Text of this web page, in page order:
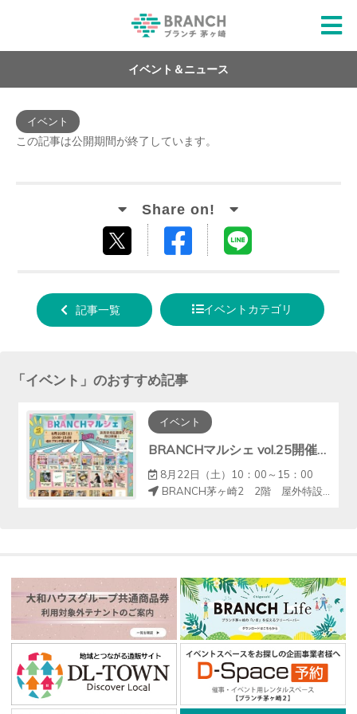
イベント＆ニュース
イベント
この記事は公開期間が終了しています。
する
Facebook
る
記事一覧 イベントカテゴリ
「イベント 」のおすすめ記事
イベント
BRANCHマルシェ vol.25開催のお知らせ♩
8月22日（土）10：00～15：00
BRANCH茅ヶ崎2 2階 屋外特設会場